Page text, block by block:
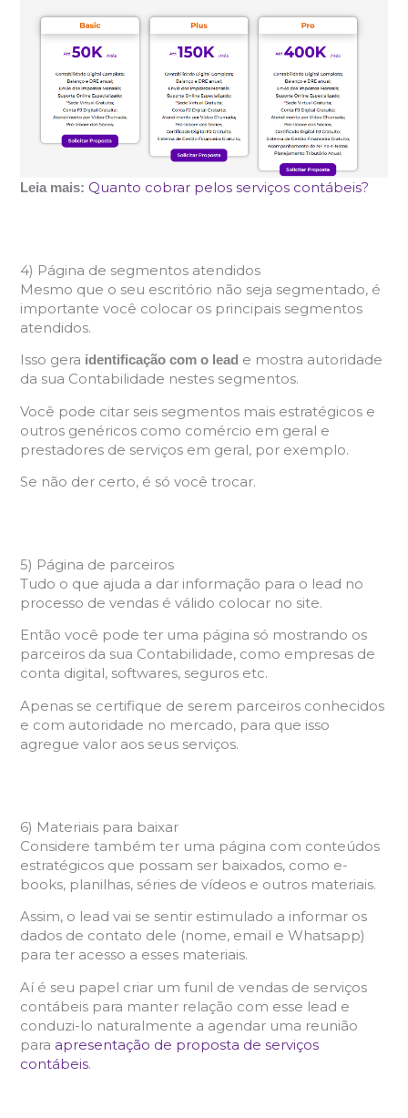
Leia mais: Quanto cobrar pelos serviços contábeis?
4) Página de segmentos atendidos
Mesmo que o seu escritório não seja segmentado, é
importante você colocar os principais segmentos
atendidos.
Isso gera identificação com o lead e mostra autoridade
da sua Contabilidade nestes segmentos.
Você pode citar seis segmentos mais estratégicos e
outros genéricos como comércio em geral e
prestadores de serviços em geral, por exemplo.
Se não der certo, é só você trocar.
5) Página de parceiros
Tudo o que ajuda a dar informação para o lead no
processo de vendas é válido colocar no site.
Então você pode ter uma página só mostrando os
parceiros da sua Contabilidade, como empresas de
conta digital, softwares, seguros etc.
Apenas se certifique de serem parceiros conhecidos
e com autoridade no mercado, para que isso
agregue valor aos seus serviços.
6) Materiais para baixar
Considere também ter uma página com conteúdos
estratégicos que possam ser baixados, como e-
books, planilhas, séries de vídeos e outros materiais.
Assim, o lead vai se sentir estimulado a informar os
dados de contato dele (nome, email e Whatsapp)
para ter acesso a esses materiais.
Aí é seu papel criar um funil de vendas de serviços
contábeis para manter relação com esse lead e
conduzi-lo naturalmente a agendar uma reunião
para apresentação de proposta de serviços
contábeis.